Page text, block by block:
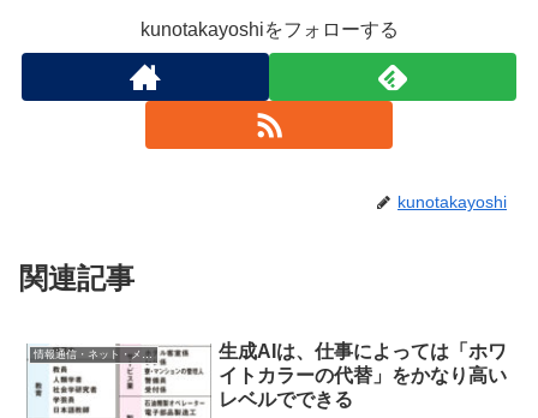
kunotakayoshiをフォローする
kunotakayoshi
関連記事
情報通信・ネット・メディア
生成AIは、仕事によっては「ホワ
イトカラーの代替」をかなり高い
レベルでできる